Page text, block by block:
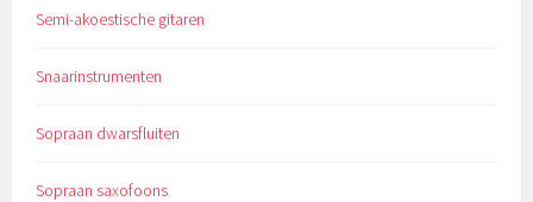
Semi-akoestische gitaren
Snaarinstrumenten
Sopraan dwarsfluiten
Sopraan saxofoons